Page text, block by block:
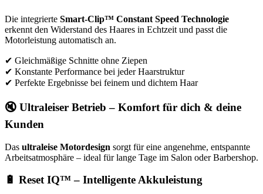
Die integrierte Smart-Clip™ Constant Speed Technologie
erkennt den Widerstand des Haares in Echtzeit und passt die
Motorleistung automatisch an.
✔ Gleichmäßige Schnitte ohne Ziepen
✔ Konstante Performance bei jeder Haarstruktur
✔ Perfekte Ergebnisse bei feinem und dichtem Haar
🔇 Ultraleiser Betrieb – Komfort für dich & deine
Kunden
Das ultraleise Motordesign sorgt für eine angenehme, entspannte
Arbeitsatmosphäre – ideal für lange Tage im Salon oder Barbershop.
🔋 Reset IQ™ – Intelligente Akkuleistung